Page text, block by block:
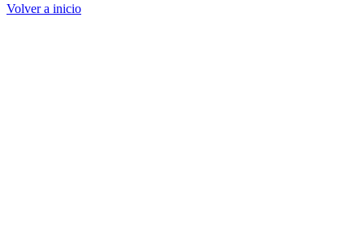
Volver a inicio